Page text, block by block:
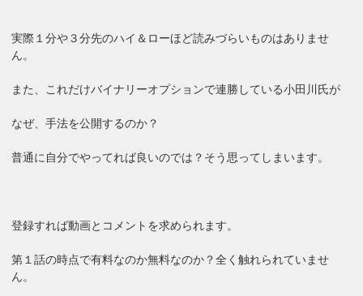
実際１分や３分先のハイ＆ローほど読みづらいものはありませ
ん。
また、これだけバイナリーオプションで連勝している小田川氏が
なぜ、手法を公開するのか？
普通に自分でやってれば良いのでは？そう思ってしまいます。
登録すれば動画とコメントを求められます。
第１話の時点で有料なのか無料なのか？全く触れられていませ
ん。